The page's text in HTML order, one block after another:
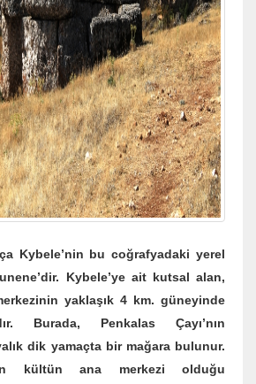
Kybele’nin bu coğrafyadaki yerel
Kybele’ye ait kutsal alan,
yaklaşık 4 km. güneyinde
Burada, Penkalas Çayı’nın
dik yamaçta bir mağara bulunur.
kültün ana merkezi olduğu